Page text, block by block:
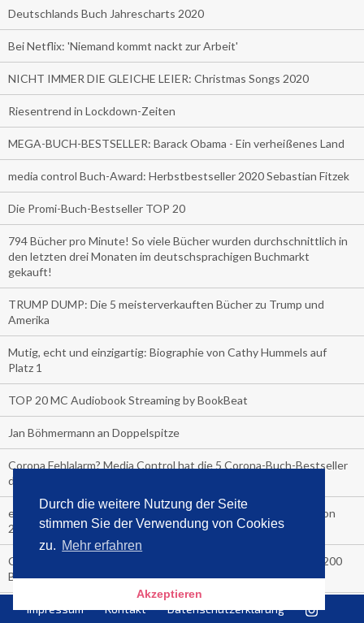
Durch die weitere Nutzung der Seite
stimmen Sie der Verwendung von Cookies
zu. Mehr erfahren
Akzeptieren
Deutschlands Buch Jahrescharts 2020
Bei Netflix: 'Niemand kommt nackt zur Arbeit'
NICHT IMMER DIE GLEICHE LEIER: Christmas Songs 2020
Riesentrend in Lockdown-Zeiten
MEGA-BUCH-BESTSELLER: Barack Obama - Ein verheißenes Land
media control Buch-Award: Herbstbestseller 2020 Sebastian Fitzek
Die Promi-Buch-Bestseller TOP 20
794 Bücher pro Minute! So viele Bücher wurden durchschnittlich in
den letzten drei Monaten im deutschsprachigen Buchmarkt
gekauft!
TRUMP DUMP: Die 5 meisterverkauften Bücher zu Trump und
Amerika
Mutig, echt und einzigartig: Biographie von Cathy Hummels auf
Platz 1
TOP 20 MC Audiobook Streaming by BookBeat
Jan Böhmermann an Doppelspitze
Corona Fehlalarm? Media Control hat die 5 Corona-Buch-Bestseller
der letzten 3 Monate hier
eBook-Fan? Media Control hat die 5 meistverkauften Reader von
2020 und die Top 5 der meistgelesenen eBooks
COVER-CHECK: Die Top Ten Verkäufe letzte Woche an über 200
Bahnhofskiosken
Der Media Control Sommer-Bestseller 2020
Impressum Kontakt Datenschutzerklärung